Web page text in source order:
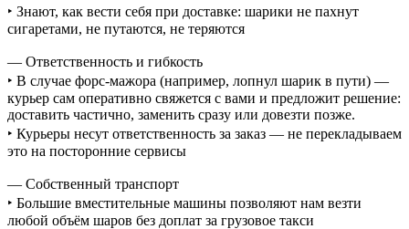
‣ Знают, как вести себя при доставке: шарики не пахнут
сигаретами, не путаются, не теряются
— Ответственность и гибкость
‣ В случае форс-мажора (например, лопнул шарик в пути) —
курьер сам оперативно свяжется с вами и предложит решение:
доставить частично, заменить сразу или довезти позже.
‣ Курьеры несут ответственность за заказ — не перекладываем
это на посторонние сервисы
— Собственный транспорт
‣ Большие вместительные машины позволяют нам везти
любой объём шаров без доплат за грузовое такси